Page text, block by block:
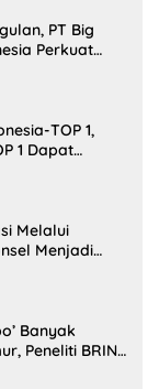
PT Big
Perkuat
TOP 1,
1 Dapat
Melalui
Menjadi
Banyak
Peneliti BRIN